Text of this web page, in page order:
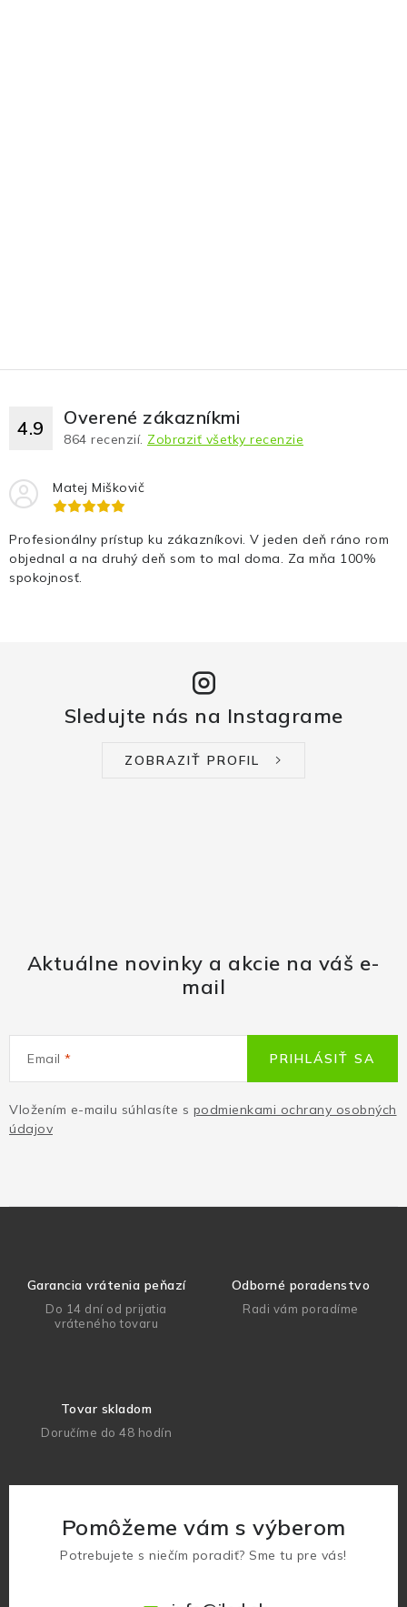
4.9 Overené zákazníkmi
864 recenzií. Zobraziť všetky recenzie
Matej Miškovič
Profesionálny prístup ku zákazníkovi. V jeden deň ráno rom
objednal a na druhý deň som to mal doma. Za mňa 100%
spokojnosť.
Sledujte nás na Instagrame
ZOBRAZIŤ PROFIL
Aktuálne novinky a akcie na váš e-
mail
Email
Vložením e-mailu súhlasíte s podmienkami ochrany osobných
údajov
PRIHLÁSIŤ SA
Garancia vrátenia peňazí
Do 14 dní od prijatia
vráteného tovaru
Odborné poradenstvo
Radi vám poradíme
Tovar skladom
Doručíme do 48 hodín
Pomôžeme vám s výberom
Potrebujete s niečím poradiť? Sme tu pre vás!